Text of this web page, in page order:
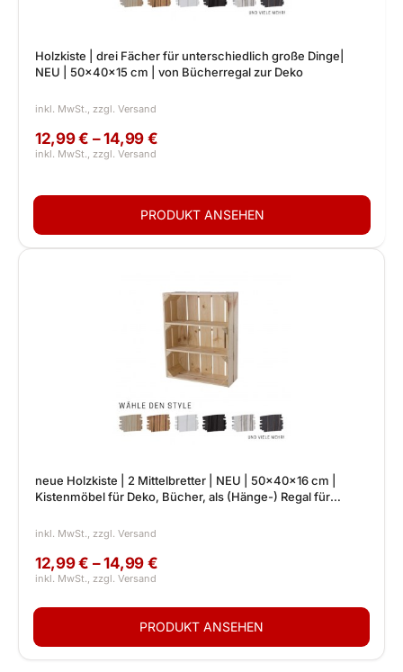
Holzkiste | drei Fächer für unterschiedlich große Dinge|
NEU | 50x40x15 cm | von Bücherregal zur Deko
12,99 € – 14,99 €
neue Holzkiste | 2 Mittelbretter | NEU | 50x40x16 cm |
Kistenmöbel für Deko, Bücher, als (Hänge-) Regal für
12,99 € – 14,99 €